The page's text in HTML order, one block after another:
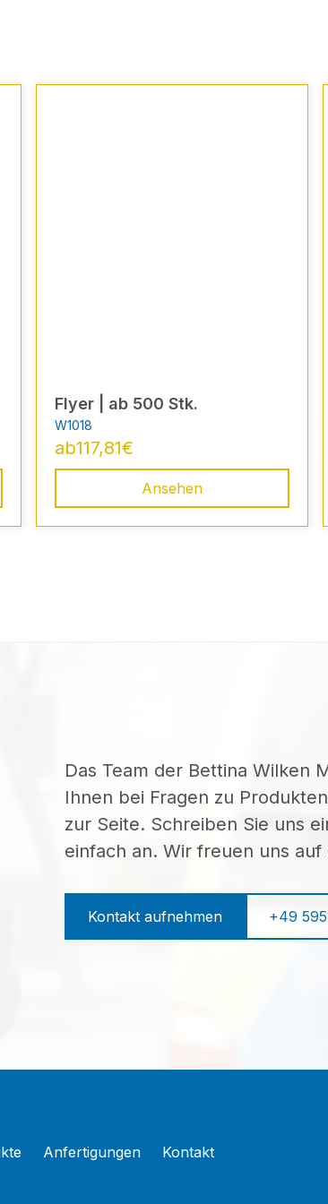
Flyer | ab 500 Stk.
W1018
ab117,81€
Ansehen
Das Team der Bettina Wilken
Ihnen bei Fragen zu
zur Seite. Schreiben Sie uns
einfach an. Wir freuen uns auf
Kontakt aufnehmen +49
Anfertigungen Kontakt